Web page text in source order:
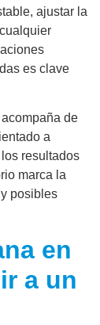
ajustar la
es clave
de
a
resultados
marca la
posibles
en
a un